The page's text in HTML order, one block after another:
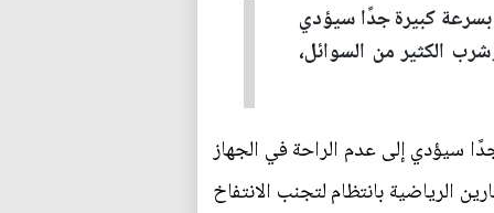
بسرعة كبيرة جدًا سيؤدي
الكثير من السوائل،
سيؤدي إلى عدم الراحة في الجهاز
الرياضية بانتظام لتجنب الانتفاخ